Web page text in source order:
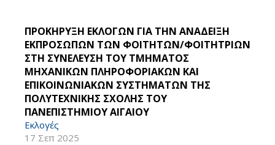
ΠΡΟΚΗΡΥΞΗ ΕΚΛΟΓΩΝ ΓΙΑ ΤΗΝ ΑΝΑΔΕΙΞΗ
ΕΚΠΡΟΣΩΠΩΝ ΤΩΝ ΦΟΙΤΗΤΩΝ/ΦΟΙΤΗΤΡΙΩΝ
ΣΤΗ ΣΥΝΕΛΕΥΣΗ ΤΟΥ ΤΜΗΜΑΤΟΣ
ΜΗΧΑΝΙΚΩΝ ΠΛΗΡΟΦΟΡΙΑΚΩΝ ΚΑΙ
ΕΠΙΚΟΙΝΩΝΙΑΚΩΝ ΣΥΣΤΗΜΑΤΩΝ ΤΗΣ
ΠΟΛΥΤΕΧΝΙΚΗΣ ΣΧΟΛΗΣ ΤΟΥ
ΠΑΝΕΠΙΣΤΗΜΙΟΥ ΑΙΓΑΙΟΥ
Εκλογές
17 Σεπ 2025